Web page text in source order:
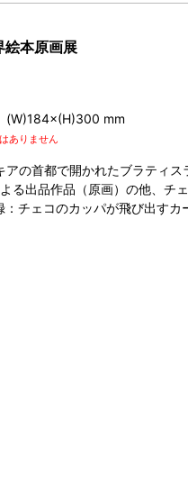
絵本原画展
mm
ありません
の首都で開かれたブラティス
よる出品作品（原画）の他、チ
チェコのカッパが飛び出すカ